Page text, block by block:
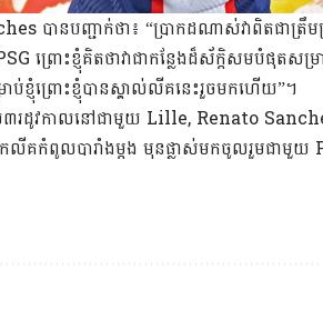
បានបញ្ជាក់ថា៖ “ប្រាកដណាស់វាពិតជាត្រឹមត្
ព្រោះខ្ញុំគិតថាវាជាកន្លែងដ៏ស័ក្ដិសមបំផុតសម្
ប់ខ្ញុំព្រោះខ្ញុំបានស្គាល់លីគនេះរួចមកហើយ”។
៣រដូវកាលនៅជាមួយ Lille, Renato
លីគកំពូលបារាំងម្តង មុនផ្លាស់មកចូលរួមជាមួយ